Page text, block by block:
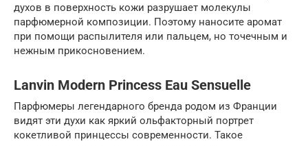
духов в поверхность кожи разрушает молекулы
парфюмерной композиции. Поэтому наносите аромат
при помощи распылителя или пальцем, но точечным и
нежным прикосновением.
Lanvin Modern Princess Eau Sensuelle
Парфюмеры легендарного бренда родом из Франции
видят эти духи как яркий ольфакторный портрет
кокетливой принцессы современности. Такое